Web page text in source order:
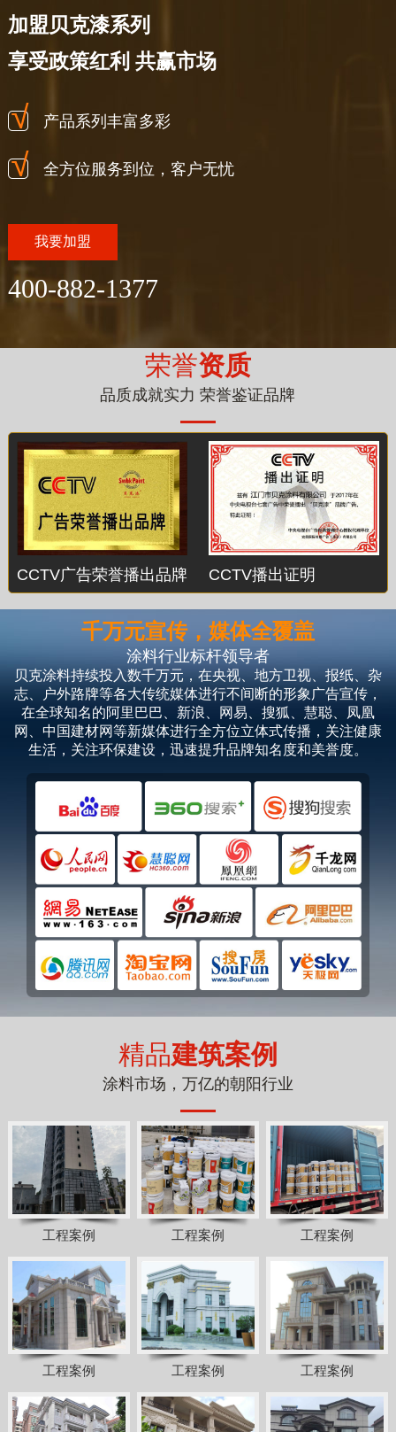
加盟贝克漆系列
享受政策红利 共赢市场
产品系列丰富多彩
全方位服务到位，客户无忧
我要加盟
400-882-1377
荣誉资质
品质成就实力 荣誉鉴证品牌
CCTV广告荣誉播出品牌 CCTV播出证明
千万元宣传，媒体全覆盖
涂料行业标杆领导者
贝克涂料持续投入数千万元，在央视、地方卫视、报纸、杂
志、户外路牌等各大传统媒体进行不间断的形象广告宣传，
在全球知名的阿里巴巴、新浪、网易、搜狐、慧聪、凤凰
网、中国建材网等新媒体进行全方位立体式传播，关注健康
生活，关注环保建设，迅速提升品牌知名度和美誉度。
精品建筑案例
涂料市场，万亿的朝阳行业
工程案例 工程案例 工程案例
工程案例 工程案例 工程案例